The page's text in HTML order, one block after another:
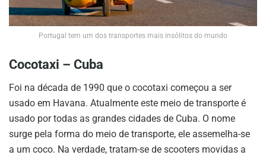
Portugal tem um dos transportes mais insólitos do mundo
Cocotaxi – Cuba
Foi na década de 1990 que o cocotaxi começou a ser
usado em Havana. Atualmente este meio de transporte é
usado por todas as grandes cidades de Cuba. O nome
surge pela forma do meio de transporte, ele assemelha-se
a um coco. Na verdade, tratam-se de scooters movidas a